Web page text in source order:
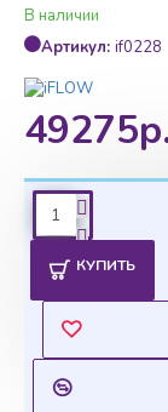
В наличии
Артикул: if0228
КУПИТЬ
Уточнить